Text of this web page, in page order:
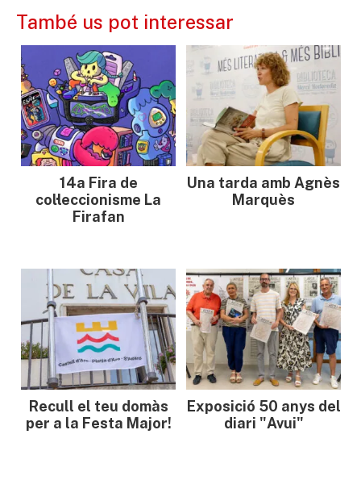
També us pot interessar
14a Fira de
col·leccionisme La
Firafan
Una tarda amb Agnès
Marquès
Recull el teu domàs
per a la Festa Major!
Exposició 50 anys del
diari "Avui"